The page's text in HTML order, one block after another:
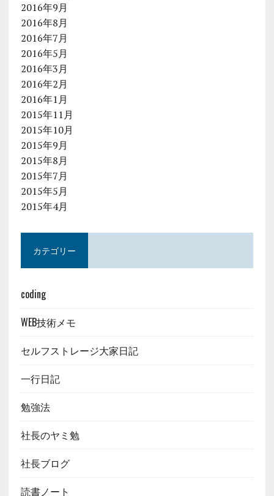
2016年9月
2016年8月
2016年7月
2016年5月
2016年3月
2016年2月
2016年1月
2015年11月
2015年10月
2015年9月
2015年8月
2015年7月
2015年5月
2015年4月
カテゴリー
coding
WEB技術メモ
セルフストレージ大家日記
一行日記
勉強法
社長のヤミ勉
社長ブログ
読書ノート